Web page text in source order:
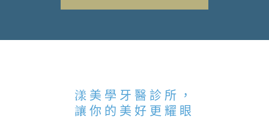
漾美學牙醫診所，
讓你的美好更耀眼